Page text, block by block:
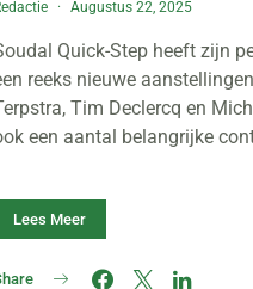
Augustus 22, 2025
Quick-Step heeft zijn
reeks nieuwe
Tim Declercq en
een aantal belangrijke
Lees Meer